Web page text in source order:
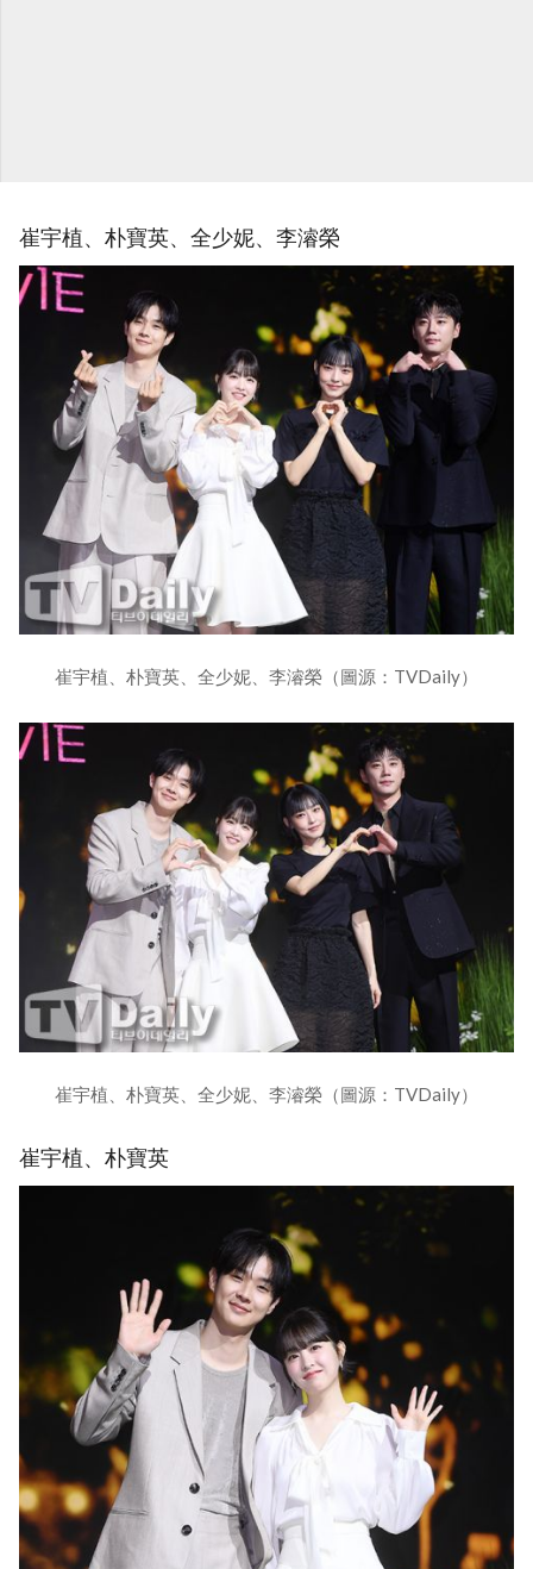
崔宇植、朴寶英、全少妮、李濬榮
崔宇植、朴寶英、全少妮、李濬榮（圖源：TVDaily）
崔宇植、朴寶英、全少妮、李濬榮（圖源：TVDaily）
崔宇植、朴寶英